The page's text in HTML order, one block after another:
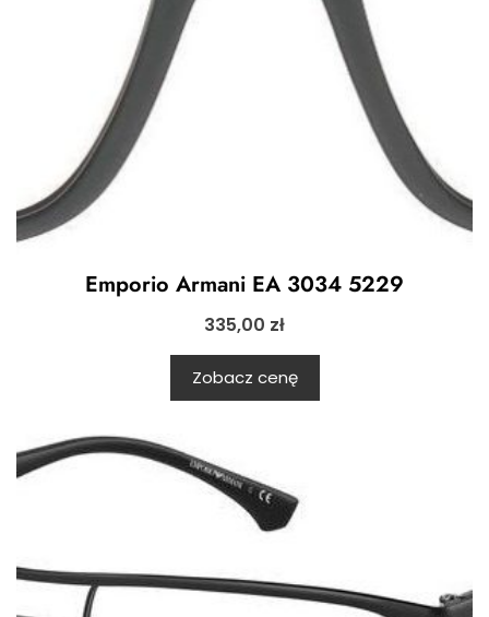
Emporio Armani EA 3034 5229
335,00 zł
Zobacz cenę